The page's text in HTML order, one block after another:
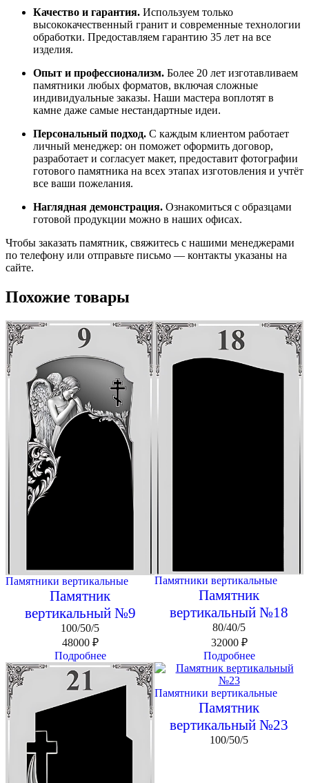
Качество и гарантия. Используем только
высококачественный гранит и современные технологии
обработки. Предоставляем гарантию 35 лет на все
изделия.
Опыт и профессионализм. Более 20 лет изготавливаем
памятники любых форматов, включая сложные
индивидуальные заказы. Наши мастера воплотят в
камне даже самые нестандартные идеи.
Персональный подход. С каждым клиентом работает
личный менеджер: он поможет оформить договор,
разработает и согласует макет, предоставит фотографии
готового памятника на всех этапах изготовления и учтёт
все ваши пожелания.
Наглядная демонстрация. Ознакомиться с образцами
готовой продукции можно в наших офисах.
Чтобы заказать памятник, свяжитесь с нашими менеджерами
по телефону или отправьте письмо — контакты указаны на
сайте.
Похожие товары
Памятники вертикальные
Памятник
вертикальный №9
100/50/5
48000 ₽
Подробнее
Памятники вертикальные
Памятник
вертикальный №18
80/40/5
32000 ₽
Подробнее
Памятники вертикальные
Памятник
вертикальный №23
100/50/5